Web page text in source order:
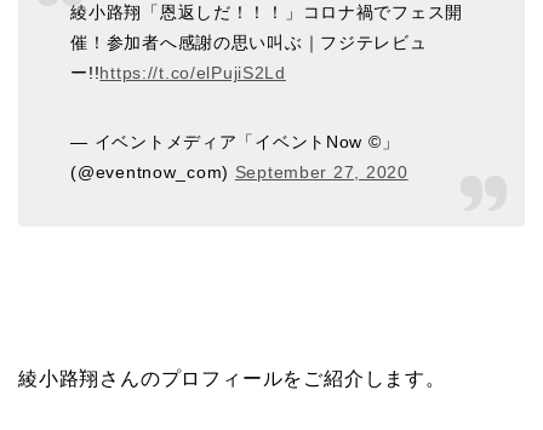
綾小路翔「恩返しだ！！！」コロナ禍でフェス開
催！参加者へ感謝の思い叫ぶ｜フジテレビュ
ー!!https://t.co/elPujiS2Ld
— イベントメディア「イベントNow ©︎」
(@eventnow_com) September 27, 2020
綾小路翔さんのプロフィールをご紹介します。